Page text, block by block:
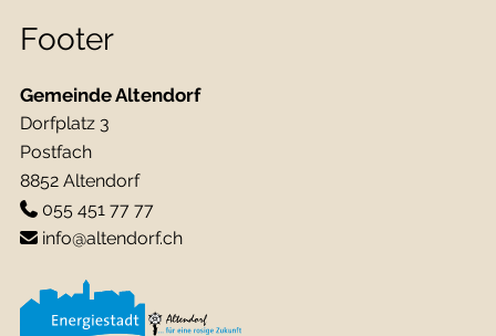
Footer
Gemeinde Altendorf
Dorfplatz 3
Postfach
8852 Altendorf
055 451 77 77
info@altendorf.ch